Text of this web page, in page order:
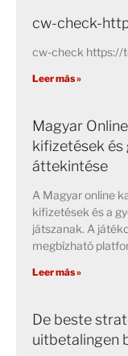
cw-check-
cw-check https://
Leer más »
Magyar
kifizetések
áttekintése
A Magyar online
kifizetések és a
játszanak. A
megbízható
Leer más »
De beste
uitbetalingen